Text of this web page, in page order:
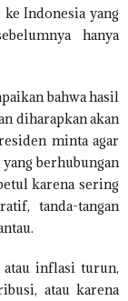
Indonesia yang
hanya
bahwa hasil
diharapkan akan
minta agar
berhubungan
karena sering
tanda-tangan
atau inflasi turun,
atau karena